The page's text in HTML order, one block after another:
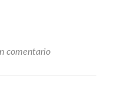
comentario